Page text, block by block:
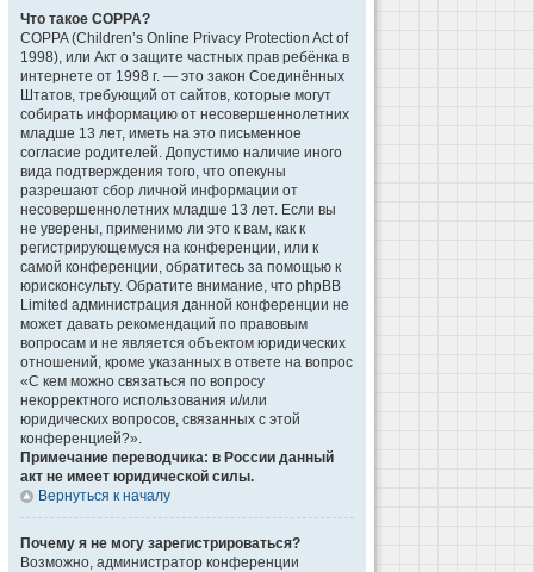
Что такое COPPA?
COPPA (Children’s Online Privacy Protection Act of
1998), или Акт о защите частных прав ребёнка в
интернете от 1998 г. — это закон Соединённых
Штатов, требующий от сайтов, которые могут
собирать информацию от несовершеннолетних
младше 13 лет, иметь на это письменное
согласие родителей. Допустимо наличие иного
вида подтверждения того, что опекуны
разрешают сбор личной информации от
несовершеннолетних младше 13 лет. Если вы
не уверены, применимо ли это к вам, как к
регистрирующемуся на конференции, или к
самой конференции, обратитесь за помощью к
юрисконсульту. Обратите внимание, что phpBB
Limited администрация данной конференции не
может давать рекомендаций по правовым
вопросам и не является объектом юридических
отношений, кроме указанных в ответе на вопрос
«С кем можно связаться по вопросу
некорректного использования и/или
юридических вопросов, связанных с этой
конференцией?».
Примечание переводчика: в России данный
акт не имеет юридической силы.
Вернуться к началу
Почему я не могу зарегистрироваться?
Возможно, администратор конференции